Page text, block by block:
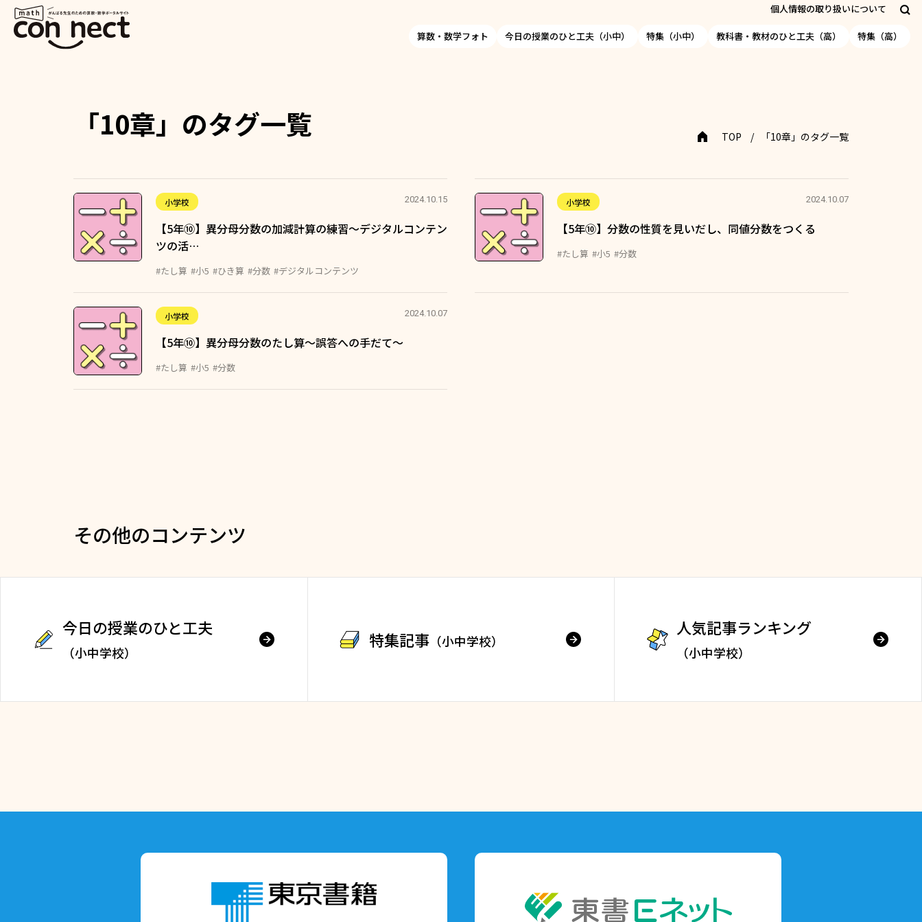
個人情報の取り扱いについて
算数・数学フォト 今日の授業のひと工夫（小中） 特集（小中） 教科書・教材のひと工夫（高） 特集（高）
「10章」のタグ一覧 TOP 「10章」のタグ一覧
小学校 2024.10.15
【5年⑩】異分母分数の加減計算の練習～デジタルコンテン
ツの活…
#たし算 #小5 #ひき算 #分数 #デジタルコンテンツ
小学校 2024.10.07
【5年⑩】分数の性質を見いだし、同値分数をつくる
#たし算 #小5 #分数
小学校 2024.10.07
【5年⑩】異分母分数のたし算～誤答への手だて～
#たし算 #小5 #分数
その他のコンテンツ
今日の授業のひと工夫
（小中学校）
特集記事 （小中学校）
人気記事ランキング
（小中学校）